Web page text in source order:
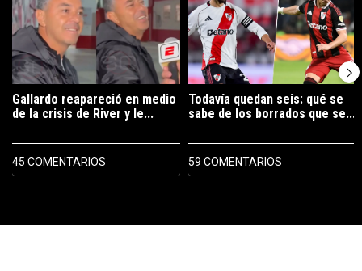
Gallardo reapareció en medio
de la crisis de River y le...
45 COMENTARIOS
Todavía quedan seis: qué se
sabe de los borrados que se...
59 COMENTARIOS